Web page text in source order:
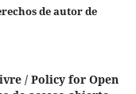
de autor de
/ Policy for Open